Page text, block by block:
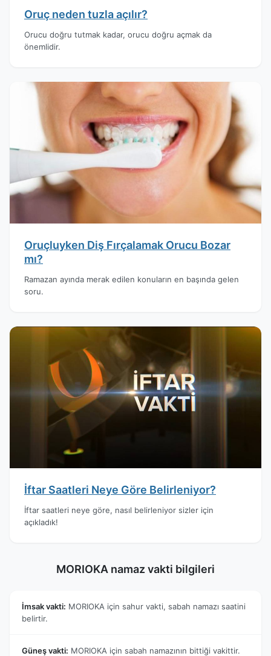
Oruç neden tuzla açılır?
Orucu doğru tutmak kadar, orucu doğru açmak da
önemlidir.
Oruçluyken Diş Fırçalamak Orucu Bozar
mı?
Ramazan ayında merak edilen konuların en başında gelen
soru.
İftar Saatleri Neye Göre Belirleniyor?
İftar saatleri neye göre, nasıl belirleniyor sizler için
açıkladık!
MORIOKA namaz vakti bilgileri
İmsak vakti: MORIOKA için sahur vakti, sabah namazı saatini
belirtir.
Güneş vakti: MORIOKA için sabah namazının bittiği vakittir.